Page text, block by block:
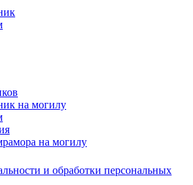
на могилу
на могилу
и обработки персональных